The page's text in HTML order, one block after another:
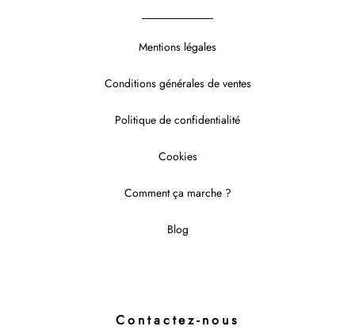
Mentions légales
Conditions générales de ventes
Politique de confidentialité
Cookies
Comment ça marche ?
Blog
Contactez-nous